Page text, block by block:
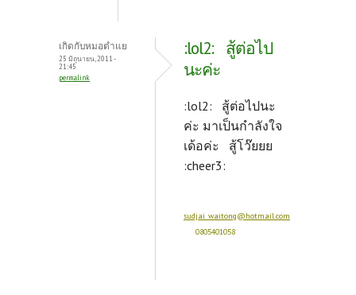
เกิดกับหมอตำแย
25 มิถุนายน, 2011 -
21:45
permalink
:lol2: สู้ต่อไป
นะค่ะ
:lol2: สู้ต่อไปนะ
ค่ะ มาเป็นกำลังใจ
เด้อค่ะ สู้โว๊ยยย
:cheer3:
sudjai_waitong@hotmail.com
0805401058